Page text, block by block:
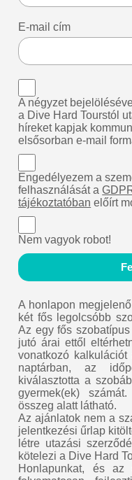
E-mail cím
A négyzet
a Dive Hard Tourstól
híreket kapjak
elsősorban e-mail
Engedélyezem a
felhasználását a
tájékoztatóban előírt
Nem vagyok robot!
A honlapon
két fős legolcsóbb
Az egy fős
jutó árai ettől
vonatkozó
naptárban, az
kiválasztotta a
gyermek(ek)
összeg alatt látható.
Az ajánlatok nem a
jelentkezési űrlap
létre utazási
kötelezi a Dive Hard
Honlapunkat, és az